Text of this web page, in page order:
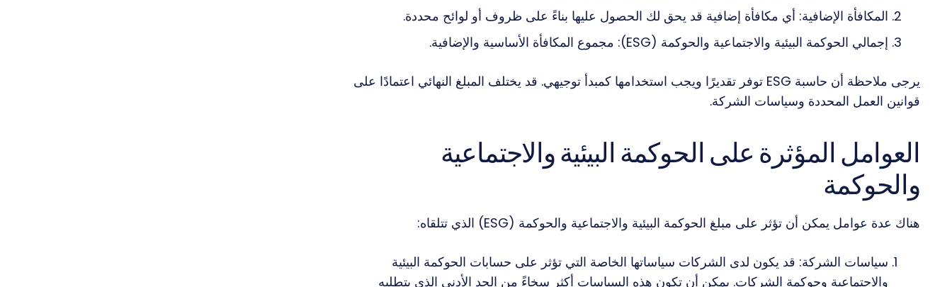
المكافأة الإضافية: أي مكافأة إضافية قد يحق لك الحصول عليها بناءً على ظروف أو لوائح محددة.
إجمالي الحوكمة البيئية والاجتماعية والحوكمة (ESG): مجموع المكافأة الأساسية والإضافية.
يرجى ملاحظة أن حاسبة ESG توفر تقديرًا ويجب استخدامها كمبدأ توجيهي. قد يختلف المبلغ النهائي اعتمادًا على
قوانين العمل المحددة وسياسات الشركة.
العوامل المؤثرة على الحوكمة البيئية والاجتماعية
والحوكمة
هناك عدة عوامل يمكن أن تؤثر على مبلغ الحوكمة البيئية والاجتماعية والحوكمة (ESG) الذي تتلقاه:
سياسات الشركة: قد يكون لدى الشركات سياساتها الخاصة التي تؤثر على حسابات الحوكمة البيئية
والاجتماعية وحوكمة الشركات. يمكن أن تكون هذه السياسات أكثر سخاءً من الحد الأدنى الذي يتطلبه